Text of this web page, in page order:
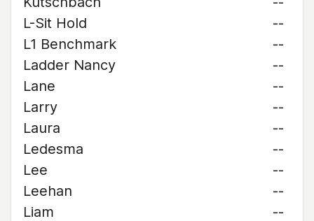
L-Sit Hold
--
L1 Benchmark
--
Ladder Nancy
--
Lane
--
Larry
--
Laura
--
Ledesma
--
Lee
--
Leehan
--
Liam
--